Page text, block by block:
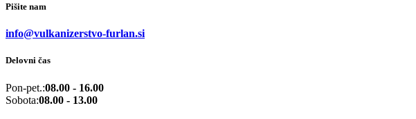
Pišite nam
info@vulkanizerstvo-furlan.si
Delovni čas
Pon-pet.:08.00 - 16.00
Sobota:08.00 - 13.00